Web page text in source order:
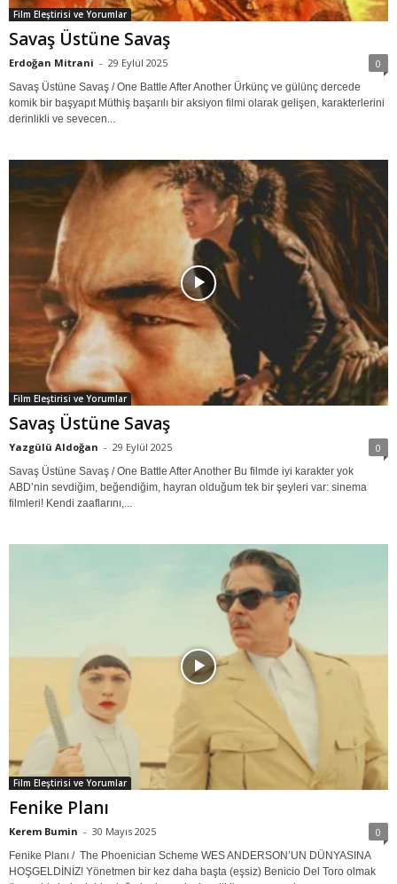
Film Eleştirisi ve Yorumlar
Savaş Üstüne Savaş
Erdoğan Mitrani - 29 Eylül 2025 0
Savaş Üstüne Savaş / One Battle After Another Ürkünç ve gülünç dercede
komik bir başyapıt Müthiş başarılı bir aksiyon filmi olarak gelişen, karakterlerini
derinlikli ve sevecen...
Film Eleştirisi ve Yorumlar
Savaş Üstüne Savaş
Yazgülü Aldoğan - 29 Eylül 2025 0
Savaş Üstüne Savaş / One Battle After Another Bu filmde iyi karakter yok
ABD’nin sevdiğim, beğendiğim, hayran olduğum tek bir şeyleri var: sinema
filmleri! Kendi zaaflarını,...
Film Eleştirisi ve Yorumlar
Fenike Planı
Kerem Bumin - 30 Mayıs 2025 0
Fenike Planı / The Phoenician Scheme WES ANDERSON’UN DÜNYASINA
HOŞGELDİNİZ! Yönetmen bir kez daha başta (eşsiz) Benicio Del Toro olmak